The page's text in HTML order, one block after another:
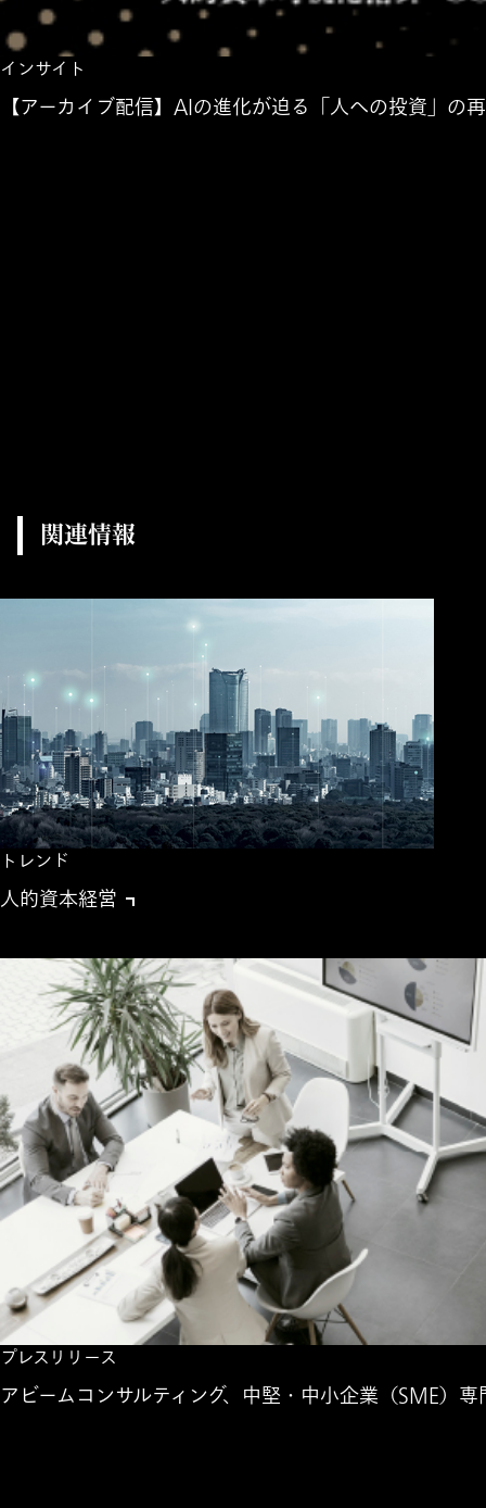
インサイト
【アーカイブ配信】AIの進化が迫る「人への投資」
関連情報
トレンド
人的資本経営
プレスリリース
アビームコンサルティング、中堅・中小企業（SME）